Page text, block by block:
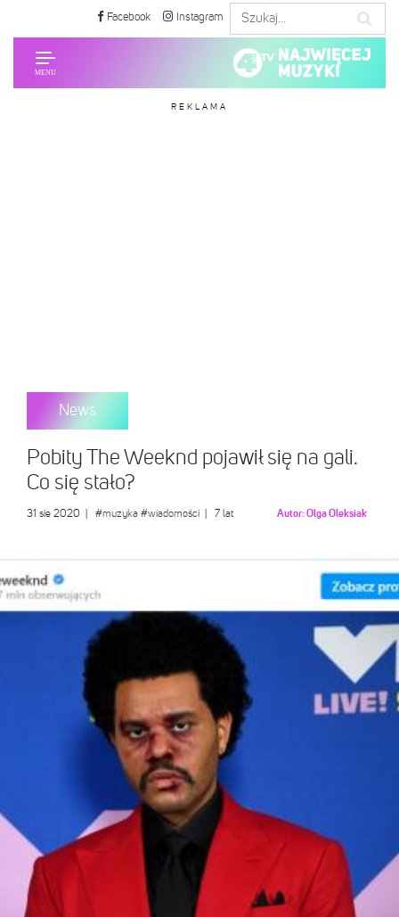
Facebook Instagram
REKLAMA
News
Pobity The Weeknd pojawił się na gali.
Co się stało?
31 sie 2020 #muzyka #wiadomości | 7 lat Autor:Olga Oleksiak